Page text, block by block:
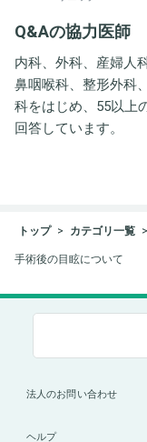
Q&Aの協力医師
内科、外科、産婦人
鼻咽喉科、整形外科
科をはじめ、55以上
回答しています。
トップ カテゴリ一覧
手術後の目眩について
法人のお問い合わせ
ヘルプ